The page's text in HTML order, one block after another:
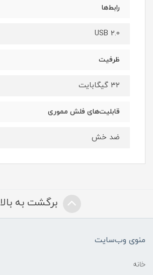
رابط‌ها
USB 2.0
ظرفیت
۳۲ گیگابایت
قابلیت‌های فلش مموری
ضد خش
برگشت به بالا
منوی وب‌سایت
خانه